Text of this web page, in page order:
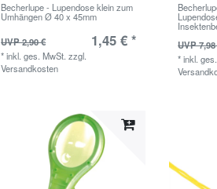
Becherlupe - Lupendose klein zum
Umhängen Ø 40 x 45mm
UVP 2,90 €
1,45 € *
*inkl. ges. MwSt. zzgl.
Versandkosten
UVP
*inkl.